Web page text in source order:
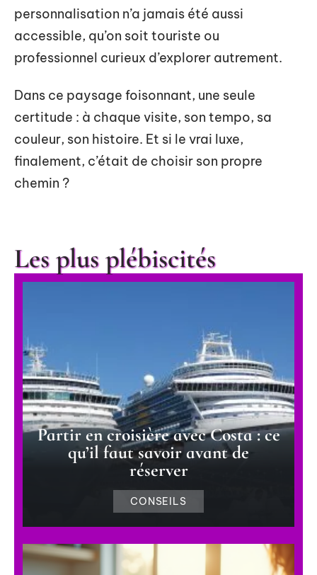
personnalisation n’a jamais été aussi
accessible, qu’on soit touriste ou
professionnel curieux d’explorer autrement.
Dans ce paysage foisonnant, une seule
certitude : à chaque visite, son tempo, sa
couleur, son histoire. Et si le vrai luxe,
finalement, c’était de choisir son propre
chemin ?
Les plus plébiscités
Partir en croisière avec Costa : ce
qu’il faut savoir avant de
réserver
CONSEILS